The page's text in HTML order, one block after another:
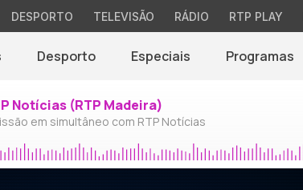
DESPORTO TELEVISÃO RÁDIO RTP PLAY
Desporto Especiais Programas
Notícias (RTP Madeira)
em simultâneo com RTP Notícias